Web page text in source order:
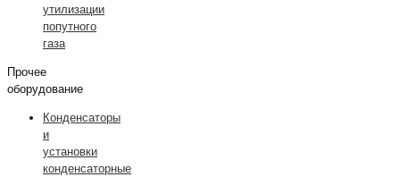
утилизации
попутного
газа
Прочее
оборудование
Конденсаторы
и
установки
конденсаторные